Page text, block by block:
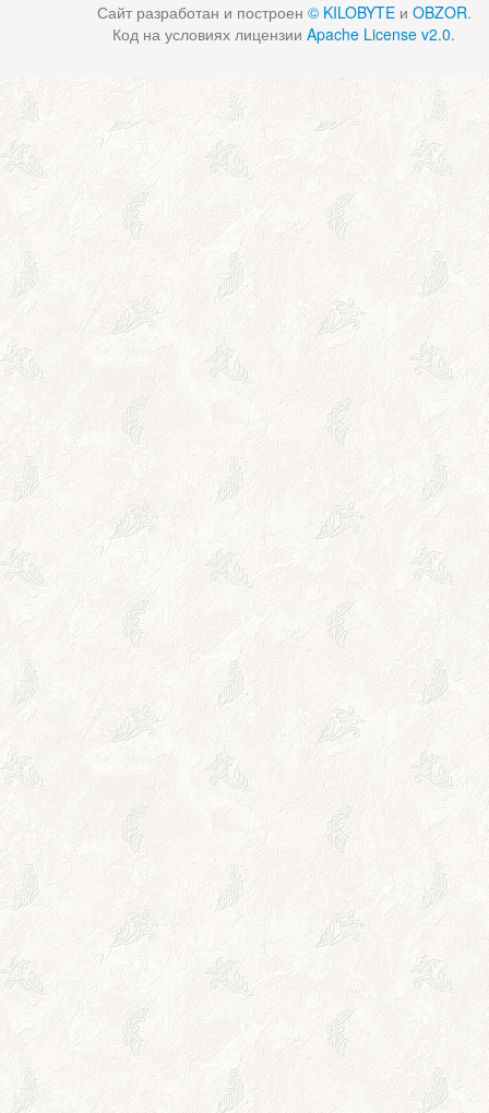
Сайт разработан и построен © KILOBYTEи OBZOR.
Код на условиях лицензии Apache License v2.0.